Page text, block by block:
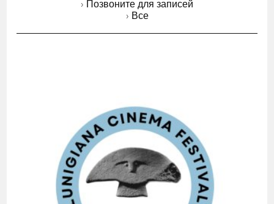
› Позвоните для записей
› Все